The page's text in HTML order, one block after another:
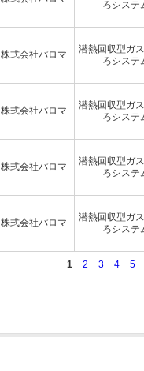
ろシステ
株式会社パロマ
潜熱回収型ガ
ろシステ
株式会社パロマ
潜熱回収型ガ
ろシステ
株式会社パロマ
潜熱回収型ガ
ろシステ
株式会社パロマ
潜熱回収型ガ
ろシステ
1 2 3 4 5